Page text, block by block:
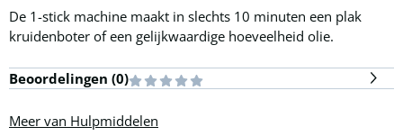
De 1-stick machine maakt in slechts 10 minuten een plak
kruidenboter of een gelijkwaardige hoeveelheid olie.
Beoordelingen (0)
Meer van Hulpmiddelen